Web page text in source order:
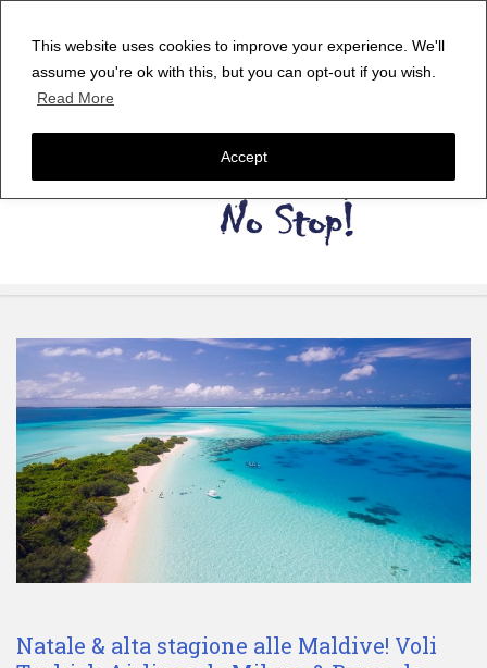
This website uses cookies to improve your experience. We'll
assume you're ok with this, but you can opt-out if you wish.
Read More
Accept
Natale & alta stagione alle Maldive! Voli